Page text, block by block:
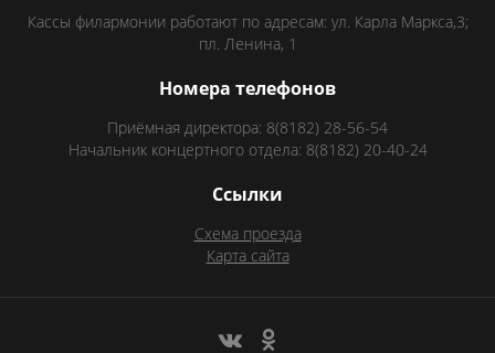
Кассы филармонии работают по адресам: ул. Карла Маркса,3;
пл. Ленина, 1
Номера телефонов
Приёмная директора: 8(8182) 28-56-54
Начальник концертного отдела: 8(8182) 20-40-24
Ссылки
Схема проезда
Карта сайта